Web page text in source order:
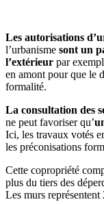
Les autorisations
l’urbanisme sont un
l’extérieur par
en amont pour que le
formalité.
La consultation des
ne peut favoriser qu’
Ici, les travaux votés
les préconisations
Cette copropriété
plus du tiers des
Les murs